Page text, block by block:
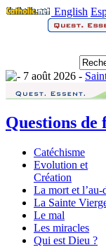
English
7 août 2026 -
Questions de
Catéchisme
Evolution et
Création
La mort et l’au-
La Sainte
Le mal
Les miracles
Qui est Dieu ?